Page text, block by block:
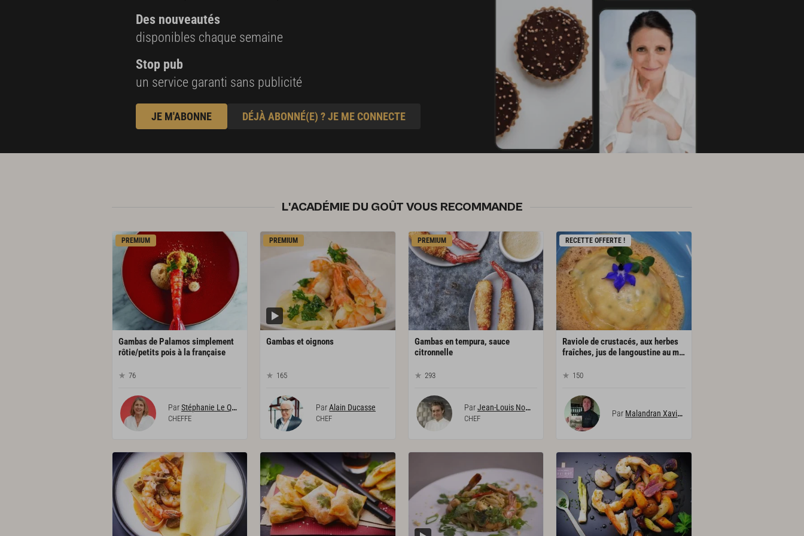
Des nouveautés
disponibles chaque semaine
Stop pub
un service garanti sans publicité
JE M'ABONNE DÉJÀ ABONNÉ(E) ? JE ME CONNECTE
L'ACADÉMIE DU GOÛT VOUS RECOMMANDE
PREMIUM
Gambas de Palamos simplement
rôtie/petits pois à la française
76
ParStéphanie Le Quellec
CHEFFE
PREMIUM
Gambasetoignons
165
ParAlain Ducasse
CHEF
PREMIUM
Gambas en tempura, sauce
citronnelle
293
ParJean-Louis Nomicos
CHEF
RECETTE OFFERTE !
Raviole de crustacés, aux herbes
fraîches, jus de langoustine au martini dry
150
Par Malandran Xavier